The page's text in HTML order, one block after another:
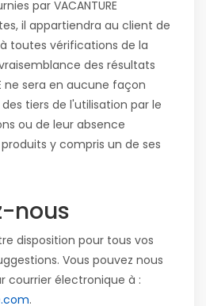
par VACANTURE
il appartiendra au client de
toutes vérifications de la
des résultats
ne sera en aucune façon
tiers de l'utilisation par le
ou de leur absence
y compris un de ses
nous
disposition pour tous vos
Vous pouvez nous
courrier électronique à :
.